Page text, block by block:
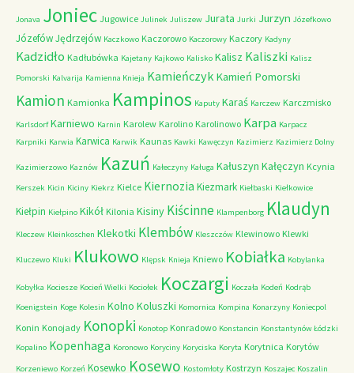
Jonava Joniec Jugowice Julinek Juliszew Jurata Jurki Jurzyn Józefkowo
JózefówJędrzejów Kaczkowo Kaczorowo Kaczorowy Kaczory Kadyny
Kadzidło Kadłubówka Kajetany Kajkowo Kalisko Kalisz Kaliszki Kalisz
Pomorski Kalvarija Kamienna Knieja Kamieńczyk Kamień Pomorski
Kamion Kamionka Kampinos Kaputy Karaś Karczew Karczmisko
Karlsdorf Karniewo Karnin Karolew Karolino Karolinowo Karpa Karpacz
Karpniki Karwia Karwica Karwik Kaunas Kawki Kawęczyn Kazimierz Kazimierz Dolny
Kazimierzowo Kaznów Kazuń Kałeczyny Kaługa Kałuszyn Kałęczyn Kcynia
Kerszek Kicin Kiciny Kiekrz Kielce Kiernozia Kiezmark Kiełbaski Kiełkowice
Kiełpin Kiełpino Kikół Kilonia Kisiny Kiścinne Klampenborg Klaudyn
Kleczew Kleinkoschen Klekotki Klembów Kleszczów Klewinowo Klewki
Kluczewo Kluki Klukowo Klępsk Knieja Kniewo Kobiałka Kobylanka
Kobyłka Kociesze Kocień Wielki Kociołek Koczargi Koczała Kodeń Kodrąb
Koenigstein Koge Kolesin Kolno Koluszki Komornica Kompina Konarzyny Koniecpol
Konin Konojady Konopki Konotop Konradowo Konstancin Konstantynów Łódzki
Kopalino Kopenhaga Koronowo Koryciny Koryciska Koryta Korytnica Korytów
Korzeniewo Korzeń Kosewko Kosewo Kostomłoty Kostrzyn Koszajec Koszalin